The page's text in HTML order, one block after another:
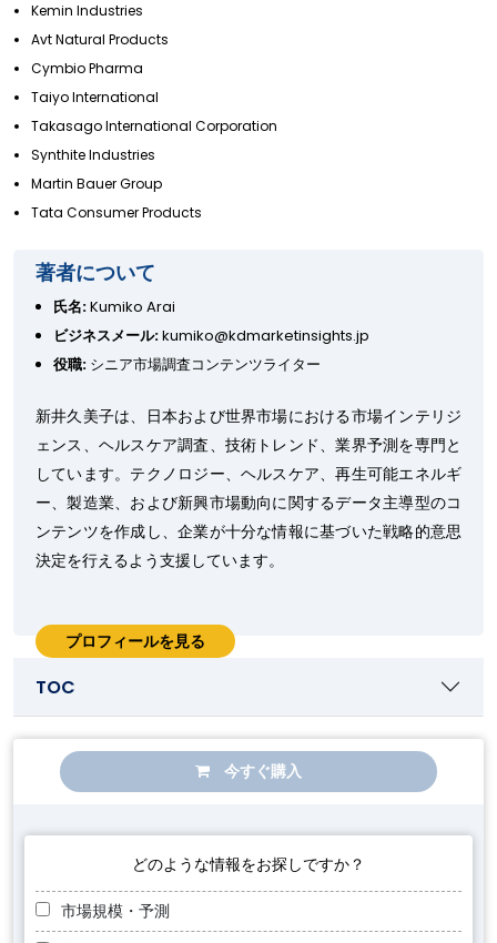
Kemin Industries
Avt Natural Products
Cymbio Pharma
Taiyo International
Takasago International Corporation
Synthite Industries
Martin Bauer Group
Tata Consumer Products
著者について
氏名:Kumiko Arai
ビジネスメール:kumiko@kdmarketinsights.jp
役職: シニア市場調査コンテンツライター
新井久美子は、日本および世界市場における市場インテリジ
ェンス、ヘルスケア調査、技術トレンド、業界予測を専門と
しています。テクノロジー、ヘルスケア、再生可能エネルギ
ー、製造業、および新興市場動向に関するデータ主導型のコ
ンテンツを作成し、企業が十分な情報に基づいた戦略的意思
決定を行えるよう支援しています。
プロフィールを見る
TOC
今すぐ購入
どのような情報をお探しですか？
市場規模・予測